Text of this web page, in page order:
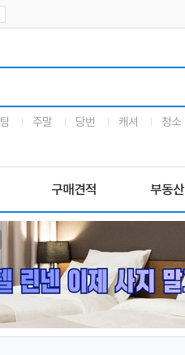
주말 당번 캐셔 청소
구매견적 부동산